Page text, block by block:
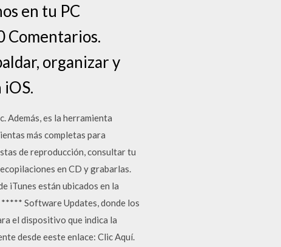
en tu PC
Comentarios.
organizar y
Además, es la herramienta
más completas para
de reproducción, consultar tu
en CD y grabarlas.
iTunes están ubicados en la
Software Updates, donde los
el dispositivo que indica la
desde eeste enlace: Clic Aquí.